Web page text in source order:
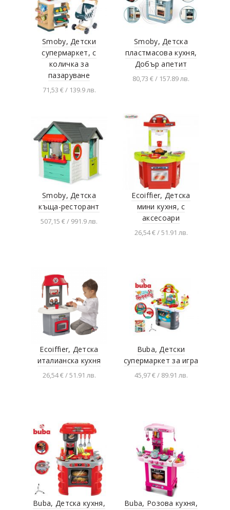
Smoby, Детски
супермаркет, с
количка за
пазаруване
71,53 € / 139.9 лв.
Smoby, Детска
пластмасова кухня,
Добър апетит
80,73 € / 157.89 лв.
Smoby, Детска
къща-ресторант
507,15 € / 991.9 лв.
Ecoiffier, Детска
мини кухня, с
аксесоари
26,54 € / 51.91 лв.
Ecoiffier, Детска
италианска кухня
26,54 € / 51.91 лв.
Buba, Детски
супермаркет за игра
45,97 € / 89.91 лв.
Buba, Детска кухня,
Buba, Розова кухня,